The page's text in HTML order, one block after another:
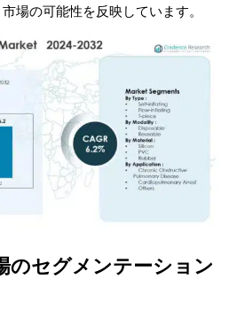
場の可能性を反映しています。
のセグメンテーション